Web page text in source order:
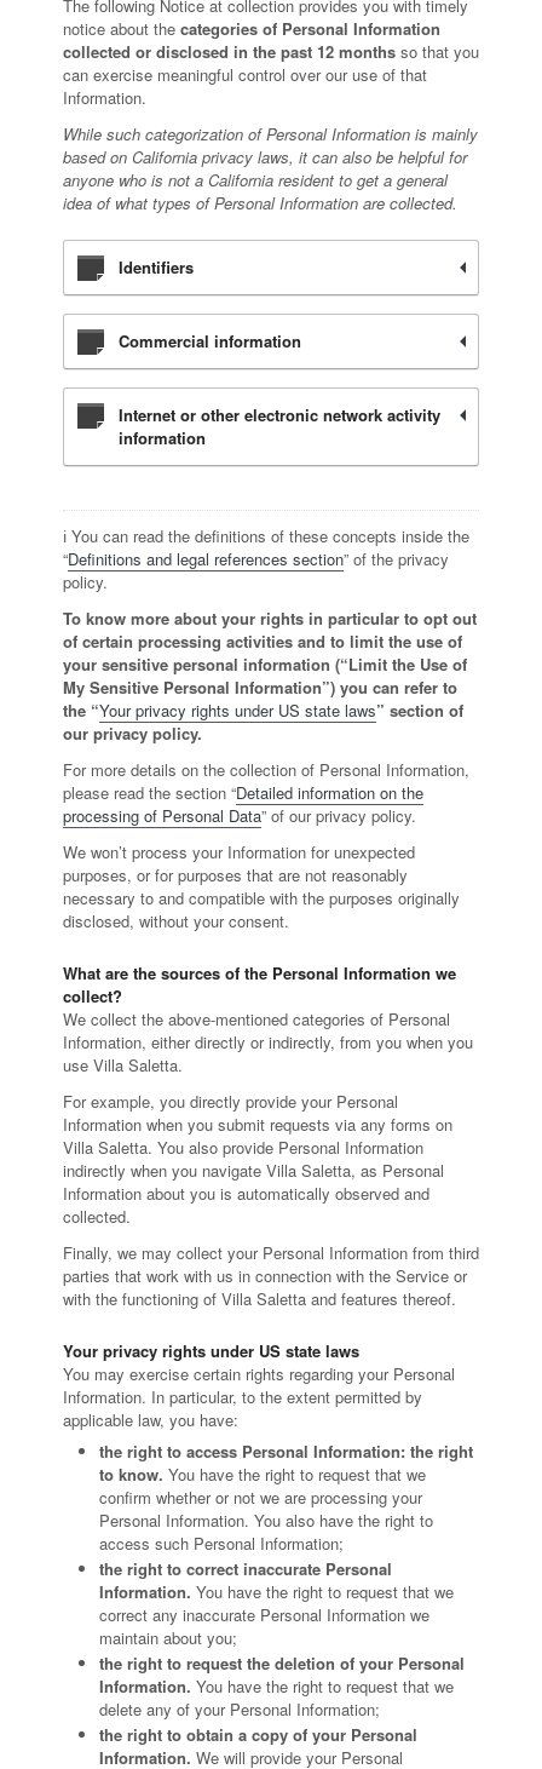
The following Notice at collection provides you with timely
notice about the categories of Personal Information
collected or disclosed in the past 12 months so that you
can exercise meaningful control over our use of that
Information.
While such categorization of Personal Information is mainly
based on California privacy laws, it can also be helpful for
anyone who is not a California resident to get a general
idea of what types of Personal Information are collected.
Identifiers
Commercial information
Internet or other electronic network activity
information
ℹ️ You can read the definitions of these concepts inside the
“Definitions and legal references section” of the privacy
policy.
To know more about your rights in particular to opt out
of certain processing activities and to limit the use of
your sensitive personal information (“Limit the Use of
My Sensitive Personal Information”) you can refer to
the “Your privacy rights under US state laws” section of
our privacy policy.
For more details on the collection of Personal Information,
please read the section “Detailed information on the
processing of Personal Data” of our privacy policy.
We won’t process your Information for unexpected
purposes, or for purposes that are not reasonably
necessary to and compatible with the purposes originally
disclosed, without your consent.
What are the sources of the Personal Information we
collect?
We collect the above-mentioned categories of Personal
Information, either directly or indirectly, from you when you
use Villa Saletta.
For example, you directly provide your Personal
Information when you submit requests via any forms on
Villa Saletta. You also provide Personal Information
indirectly when you navigate Villa Saletta, as Personal
Information about you is automatically observed and
collected.
Finally, we may collect your Personal Information from third
parties that work with us in connection with the Service or
with the functioning of Villa Saletta and features thereof.
Your privacy rights under US state laws
You may exercise certain rights regarding your Personal
Information. In particular, to the extent permitted by
applicable law, you have:
the right to access Personal Information: the right
to know. You have the right to request that we
confirm whether or not we are processing your
Personal Information. You also have the right to
access such Personal Information;
the right to correct inaccurate Personal
Information. You have the right to request that we
correct any inaccurate Personal Information we
maintain about you;
the right to request the deletion of your Personal
Information. You have the right to request that we
delete any of your Personal Information;
the right to obtain a copy of your Personal
Information. We will provide your Personal